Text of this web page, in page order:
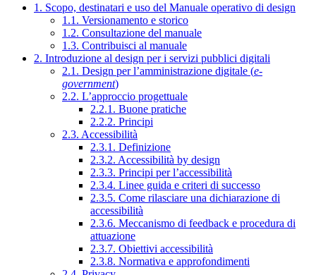
1. Scopo, destinatari e uso del Manuale operativo di design
1.1. Versionamento e storico
1.2. Consultazione del manuale
1.3. Contribuisci al manuale
2. Introduzione al design per i servizi pubblici digitali
2.1. Design per l’amministrazione digitale (e-
government)
2.2. L’approccio progettuale
2.2.1. Buone pratiche
2.2.2. Principi
2.3. Accessibilità
2.3.1. Definizione
2.3.2. Accessibilità by design
2.3.3. Principi per l’accessibilità
2.3.4. Linee guida e criteri di successo
2.3.5. Come rilasciare una dichiarazione di
accessibilità
2.3.6. Meccanismo di feedback e procedura di
attuazione
2.3.7. Obiettivi accessibilità
2.3.8. Normativa e approfondimenti